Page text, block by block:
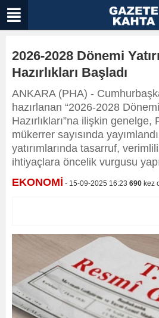
2026-2028 Dönemi
Hazırlıkları Başladı
ANKARA (PHA) -
hazırlanan “2026-2028
Hazırlıkları”na ilişkin genelge,
mükerrer sayısında
yatırımlarında tasarruf,
ihtiyaçlara öncelik vurgusu
EKONOMİ - 15-09-2025 16:23 690 kez